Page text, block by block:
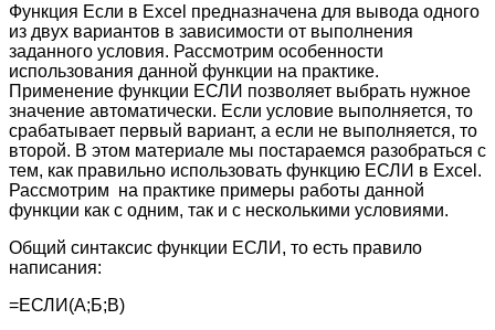
Функция Если в Excel предназначена для вывода одного
из двух вариантов в зависимости от выполнения
заданного условия. Рассмотрим особенности
использования данной функции на практике.
Применение функции ЕСЛИ позволяет выбрать нужное
значение автоматически. Если условие выполняется, то
срабатывает первый вариант, а если не выполняется, то
второй. В этом материале мы постараемся разобраться с
тем, как правильно использовать функцию ЕСЛИ в Excel.
Рассмотрим на практике примеры работы данной
функции как с одним, так и с несколькими условиями.
Общий синтаксис функции ЕСЛИ, то есть правило
написания:
=ЕСЛИ(А;Б;В)